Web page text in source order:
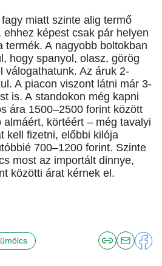
miatt szinte alig termő
ehhez képest csak pár helyen
termék. A nagyobb boltokban
hogy spanyol, olasz, görög
válogathatunk. Az áruk 2-
A piacon viszont látni már 3-
is. A standokon még kapni
ára 1500–2500 forint között
körtéért – még tavalyi
kell fizetni, előbbi kilója
700–1200 forint. Szinte
most az importált dinnye,
közötti árat kérnek el.